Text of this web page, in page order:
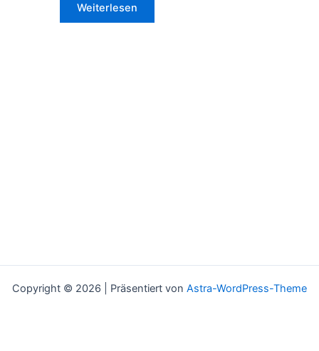
Weiterlesen
Copyright © 2026 | Präsentiert von Astra-WordPress-Theme